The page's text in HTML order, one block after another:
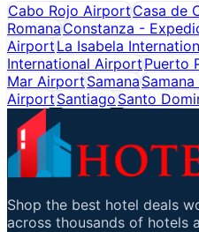
Cabo Rojo AirportCasa de
RomanaConstanza -
AirportLa Isabela
International AirportPuerto
Mar AirportSamana
AirportSantiagoSanto
Shop the best hotel deals
across thousands of hotels